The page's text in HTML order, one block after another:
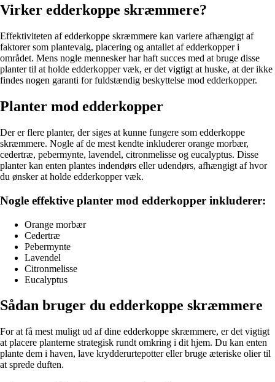
Virker edderkoppe skræmmere?
Effektiviteten af edderkoppe skræmmere kan variere afhængigt af
faktorer som plantevalg, placering og antallet af edderkopper i
området. Mens nogle mennesker har haft succes med at bruge disse
planter til at holde edderkopper væk, er det vigtigt at huske, at der ikke
findes nogen garanti for fuldstændig beskyttelse mod edderkopper.
Planter mod edderkopper
Der er flere planter, der siges at kunne fungere som edderkoppe
skræmmere. Nogle af de mest kendte inkluderer orange morbær,
cedertræ, pebermynte, lavendel, citronmelisse og eucalyptus. Disse
planter kan enten plantes indendørs eller udendørs, afhængigt af hvor
du ønsker at holde edderkopper væk.
Nogle effektive planter mod edderkopper inkluderer:
Orange morbær
Cedertræ
Pebermynte
Lavendel
Citronmelisse
Eucalyptus
Sådan bruger du edderkoppe skræmmere
For at få mest muligt ud af dine edderkoppe skræmmere, er det vigtigt
at placere planterne strategisk rundt omkring i dit hjem. Du kan enten
plante dem i haven, lave krydderurtepotter eller bruge æteriske olier til
at sprede duften.